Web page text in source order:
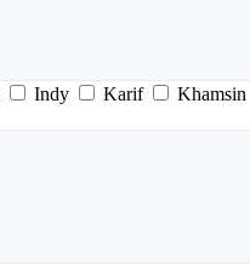
Indy Karif Khamsin